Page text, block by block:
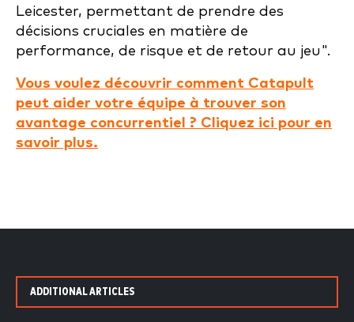
Leicester, permettant de prendre des
décisions cruciales en matière de
performance, de risque et de retour au jeu".
Vous voulez découvrir comment Catapult
peut aider votre équipe à trouver son
avantage concurrentiel ? Cliquez ici pour en
savoir plus.
ADDITIONAL ARTICLES